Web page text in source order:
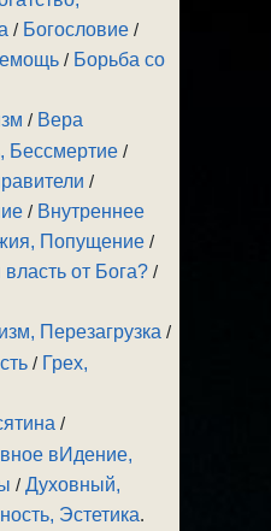
/ Богословие /
/ Борьба со
/ Вера
Бессмертие /
/
/ Внутреннее
Попущение /
власть от Бога? /
Перезагрузка /
/ Грех,
/
вИдение,
/Духовный,
Эстетика.